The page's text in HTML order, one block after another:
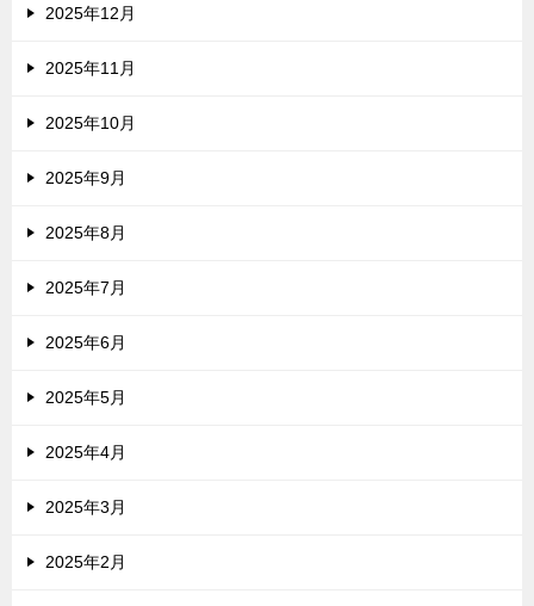
2025年12月
2025年11月
2025年10月
2025年9月
2025年8月
2025年7月
2025年6月
2025年5月
2025年4月
2025年3月
2025年2月